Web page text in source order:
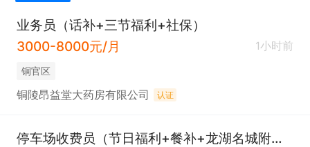
业务员（话补+三节福利+社保）
3000-8000元/月
1小时前
铜官区
铜陵昂益堂大药房有限公司 认证
停车场收费员（节日福利+餐补+龙湖名城附近）